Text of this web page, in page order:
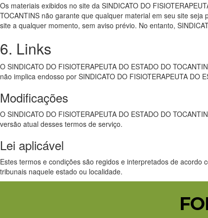
Os materiais exibidos no site da SINDICATO DO
TOCANTINS não garante que qualquer material em seu site seja
site a qualquer momento, sem aviso prévio. No entanto,
6. Links
O SINDICATO DO FISIOTERAPEUTA DO ESTADO DO
não implica endosso por SINDICATO DO FISIOTERAPEUTA
Modificações
O SINDICATO DO FISIOTERAPEUTA DO ESTADO DO
versão atual desses termos de serviço.
Lei aplicável
Estes termos e condições são regidos e interpretados de acordo
tribunais naquele estado ou localidade.